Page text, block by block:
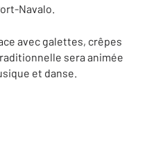
Navalo.
avec galettes, crêpes
sera animée
et danse.